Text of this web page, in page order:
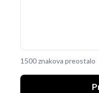
1500 znakova preostalo